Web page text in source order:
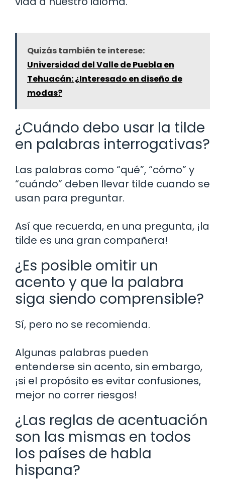
Quizás también te interese:
Universidad del Valle de Puebla en
Tehuacán: ¿Interesado en diseño de
modas?
¿Cuándo debo usar la tilde
en palabras interrogativas?
Las palabras como “qué”, “cómo” y
“cuándo” deben llevar tilde cuando se
usan para preguntar.
Así que recuerda, en una pregunta, ¡la
tilde es una gran compañera!
¿Es posible omitir un
acento y que la palabra
siga siendo comprensible?
Sí, pero no se recomienda.
Algunas palabras pueden
entenderse sin acento, sin embargo,
¡si el propósito es evitar confusiones,
mejor no correr riesgos!
¿Las reglas de acentuación
son las mismas en todos
los países de habla
hispana?